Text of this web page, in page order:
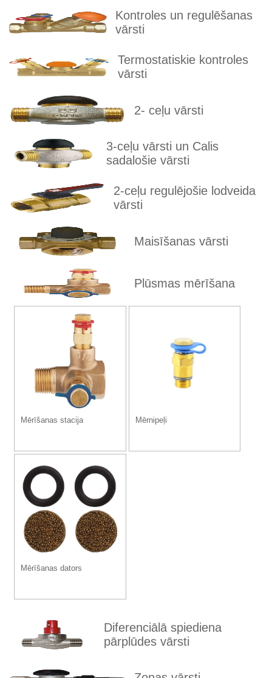
Kontroles un regulēšanas
vārsti
Termostatiskie kontroles
vārsti
2- ceļu vārsti
3-ceļu vārsti un Calis
sadalošie vārsti
2-ceļu regulējošie lodveida
vārsti
Maisīšanas vārsti
Plūsmas mērīšana
Mērīšanas stacija Mērnipeļi
Mērīšanas dators
Diferenciālā spiediena
pārplūdes vārsti